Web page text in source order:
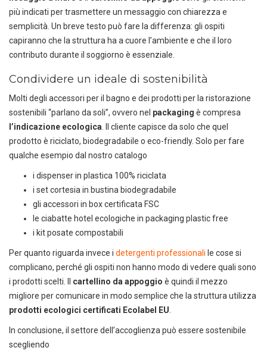
DEDICACIUN ALTRO SECONDO
Puoi facilmente conoscere tutti i
nostri prodotti
scaricando i cataloghi in PDF.
CLICCA SULLE IMMAGINI
più indicati per trasmettere un messaggio con chiarezza e
semplicità. Un breve testo può fare la differenza: gli ospiti
capiranno che la struttura ha a cuore l’ambiente e che il loro
contributo durante il soggiorno è essenziale.
Condividere un ideale di sostenibilità
Molti degli accessori per il bagno e dei prodotti per la ristorazione
sostenibili “parlano da soli”, ovvero nel packaging è compresa
l’indicazione ecologica . Il cliente capisce da solo che quel
prodotto è riciclato, biodegradabile o eco-friendly. Solo per fare
qualche esempio dal nostro catalogo
i dispenser in plastica 100% riciclata
i set cortesia in bustina biodegradabile
gli accessori in box certificata FSC
le ciabatte hotel ecologiche in packaging plastic free
i kit posate compostabili
Per quanto riguarda invece i detergenti professionali le cose si
complicano, perché gli ospiti non hanno modo di vedere quali sono
i prodotti scelti. Il cartellino da appoggio è quindi il mezzo
migliore per comunicare in modo semplice che la struttura utilizza
prodotti ecologici certificati Ecolabel EU
In conclusione, il settore dell’accoglienza può essere sostenibile
scegliendo